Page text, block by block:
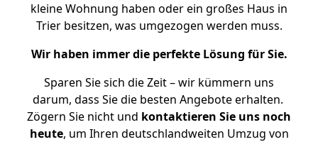
kleine Wohnung haben oder ein großes Haus in
Trier besitzen, was umgezogen werden muss.
Wir haben immer die perfekte Lösung für Sie.
Sparen Sie sich die Zeit – wir kümmern uns
darum, dass Sie die besten Angebote erhalten.
Zögern Sie nicht und kontaktieren Sie uns noch
heute, um Ihren deutschlandweiten Umzug von